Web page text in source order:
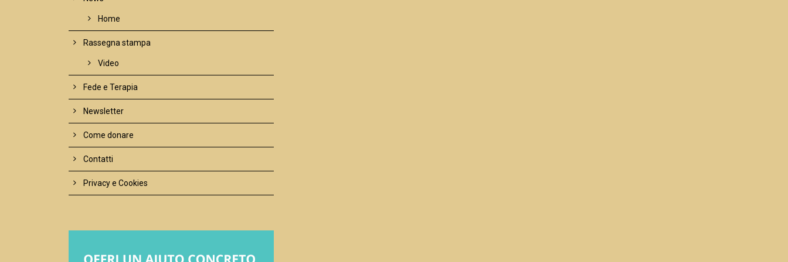
Home
Rassegna stampa
Video
Fede e Terapia
Newsletter
Come donare
Contatti
Privacy e Cookies